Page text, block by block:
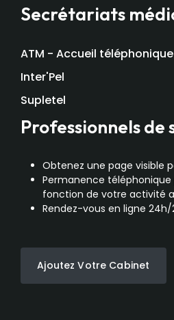
Secrétariats
ATM - Accueil
Inter'Pel
Supletel
Professionnels de
Obtenez une page visible
Permanence téléphonique
fonction de votre activité
Rendez-vous en ligne
Ajoutez Votre Cabinet